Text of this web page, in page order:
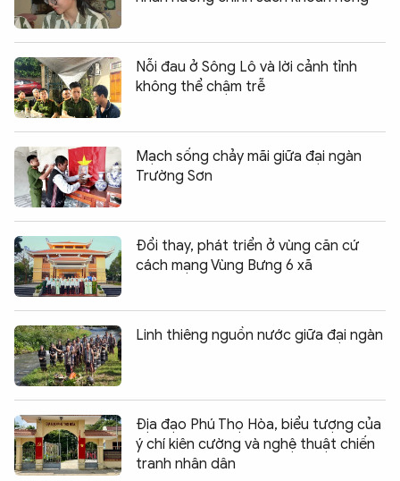
Nỗi đau ở Sông Lô và lời cảnh tỉnh
không thể chậm trễ
Mạch sống chảy mãi giữa đại ngàn
Trường Sơn
Đổi thay, phát triển ở vùng căn cứ
cách mạng Vùng Bưng 6 xã
Linh thiêng nguồn nước giữa đại ngàn
Địa đạo Phú Thọ Hòa, biểu tượng của
ý chí kiên cường và nghệ thuật chiến
tranh nhân dân